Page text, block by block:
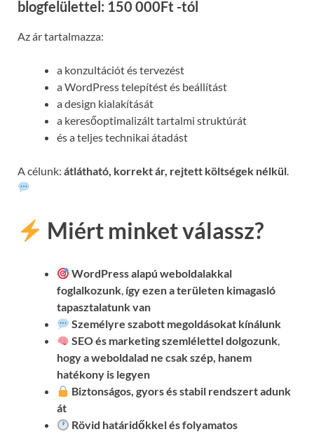
blogfelülettel: 150 000Ft -tól
Az ár tartalmazza:
a konzultációt és tervezést
a WordPress telepítést és beállítást
a design kialakítását
a keresőoptimalizált tartalmi struktúrát
és a teljes technikai átadást
A célunk: átlátható, korrekt ár, rejtett költségek nélkül
Miért minket válassz?
WordPress alapú weboldalakkal
foglalkozunk, így ezen a területen kimagasló
tapasztalatunk van
Személyre szabott megoldásokat kínálunk
SEO és marketing szemlélettel dolgozunk,
hogy a weboldalad ne csak szép, hanem
hatékony is legyen
Biztonságos, gyors és stabil rendszert adunk
át
Rövid határidőkkel és folyamatos